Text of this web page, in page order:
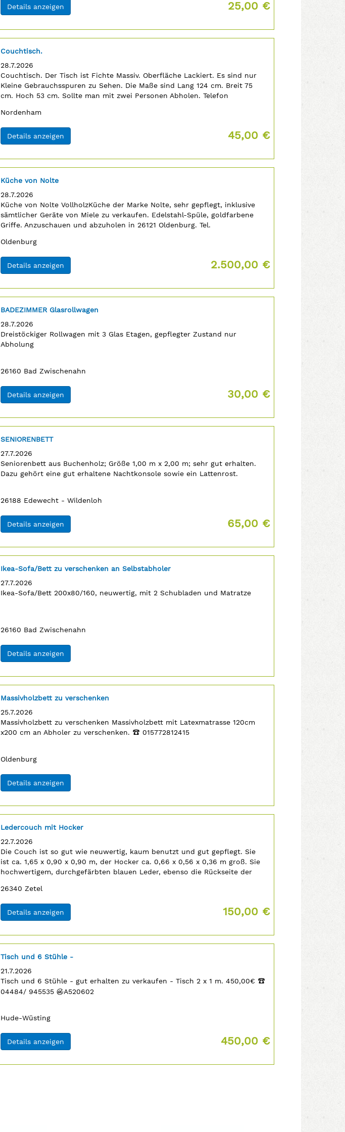
Preis:
25,00 €
Details anzeigen(ID: 2063293)
Titel:
Couchtisch.
Erscheinungsdatum:
28.7.2026
Anzeigentext:
Couchtisch. Der Tisch ist Fichte Massiv. Oberfläche Lackiert. Es sind nur
Kleine Gebrauchsspuren zu Sehen. Die Maße sind Lang 124 cm. Breit 75
cm. Hoch 53 cm. Sollte man mit zwei Personen Abholen. Telefon
Ort:
Nordenham
Preis:
45,00 €
Details anzeigen(ID: 2063294)
Titel:
Küche von Nolte
Erscheinungsdatum:
28.7.2026
Anzeigentext:
Küche von Nolte VollholzKüche der Marke Nolte, sehr gepflegt, inklusive
sämtlicher Geräte von Miele zu verkaufen. Edelstahl-Spüle, goldfarbene
Griffe. Anzuschauen und abzuholen in 26121 Oldenburg. Tel.
Ort:
Oldenburg
Preis:
2.500,00 €
Details anzeigen(ID: 2063297)
Titel:
BADEZIMMER Glasrollwagen
Erscheinungsdatum:
28.7.2026
Anzeigentext:
Dreistöckiger Rollwagen mit 3 Glas Etagen, gepflegter Zustand nur
Abholung
Postleitzahl:
26160 Ort:
Bad Zwischenahn
Preis:
30,00 €
Details anzeigen(ID: 2063323)
Titel:
SENIORENBETT
Erscheinungsdatum:
27.7.2026
Anzeigentext:
Seniorenbett aus Buchenholz; Größe 1,00 m x 2,00 m; sehr gut erhalten.
Dazu gehört eine gut erhaltene Nachtkonsole sowie ein Lattenrost.
Postleitzahl:
26188 Ort:
Edewecht - Wildenloh
Preis:
65,00 €
Details anzeigen(ID: 2063157)
Titel:
Ikea-Sofa/Bett zu verschenken an Selbstabholer
Erscheinungsdatum:
27.7.2026
Anzeigentext:
Ikea-Sofa/Bett 200x80/160, neuwertig, mit 2 Schubladen und Matratze
Postleitzahl:
26160 Ort:
Bad Zwischenahn
Details anzeigen(ID: 2063159)
Titel:
Massivholzbett zu verschenken
Erscheinungsdatum:
25.7.2026
Anzeigentext:
Massivholzbett zu verschenken Massivholzbett mit Latexmatrasse 120cm
x200 cm an Abholer zu verschenken. ‡ 015772812415
Ort:
Oldenburg
Details anzeigen(ID: 2062800)
Titel:
Ledercouch mit Hocker
Erscheinungsdatum:
22.7.2026
Anzeigentext:
Die Couch ist so gut wie neuwertig, kaum benutzt und gut gepflegt. Sie
ist ca. 1,65 x 0,90 x 0,90 m, der Hocker ca. 0,66 x 0,56 x 0,36 m groß. Sie
hochwertigem, durchgefärbten blauen Leder, ebenso die Rückseite der
Postleitzahl:
26340 Ort:
Zetel
Preis:
150,00 €
Details anzeigen(ID: 2061861)
Titel:
Tisch und 6 Stühle -
Erscheinungsdatum:
21.7.2026
Anzeigentext:
Tisch und 6 Stühle - gut erhalten zu verkaufen - Tisch 2 x 1 m. 450,00€ ‡
04484/ 945535 ¬A520602
Ort:
Hude-Wüsting
Preis:
450,00 €
Details anzeigen(ID: 2061540)